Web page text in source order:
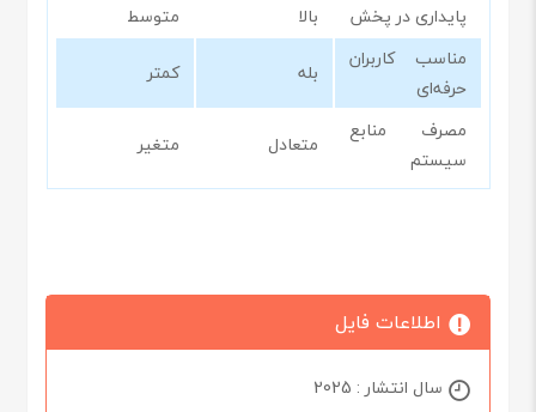
پایداری در پخش
بالا
متوسط
مناسب کاربران
حرفه‌ای
بله
کمتر
مصرف منابع
سیستم
متعادل متغیر
اطلاعات فایل
سال انتشار : 2025